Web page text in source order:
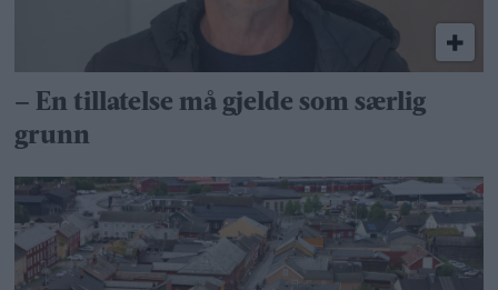
– En tillatelse må gjelde som særlig
grunn